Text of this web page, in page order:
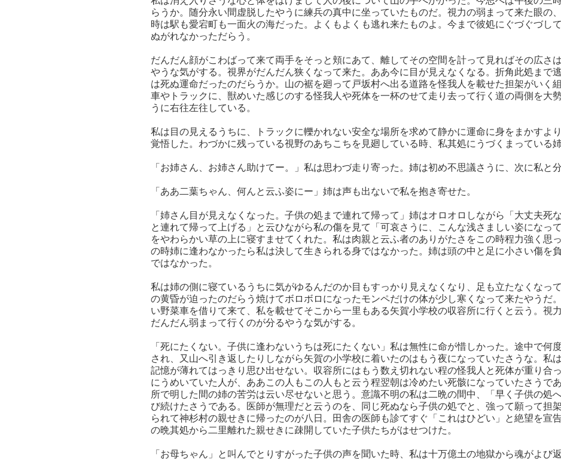
らうか。随分永い間虚脱したやうに練兵の真中に坐っていたものだ。視力の弱まって来た眼の
時は駅も愛宕町も一面火の海だった。よくもよくも逃れ来たものよ。今まで彼処にぐづぐづし
ぬがれなかっただらう。
だんだん顔がこわばって来て両手をそっと頬にあて、離してその空間を計って見ればその広さ
やうな気がする。視界がだんだん狭くなって来た。ああ今に目が見えなくなる。折角此処まで
は死ぬ運命だったのだらうか。山の裾を廻って戸坂村へ出る道路を怪我人を載せた担架がいく
車やトラックに、獣めいた感じのする怪我人や死体を一杯のせて走り去って行く道の両側を大
うに右往左往している。
私は目の見えるうちに、トラックに轢かれない安全な場所を求めて静かに運命に身をまかすよ
覚悟した。わづかに残っている視野のあちこちを見廻している時、私其処にうづくまっている
「お姉さん、お姉さん助けてー。」私は思わづ走り寄った。姉は初め不思議さうに、次に私と
「ああ二葉ちゃん、何んと云ふ姿にー」姉は声も出ないで私を抱き寄せた。
「姉さん目が見えなくなった。子供の処まで連れて帰って」姉はオロオロしながら「大丈夫死
と連れて帰って上げる」と云ひながら私の傷を見て「可哀さうに、こんな浅さましい姿になっ
をやわらかい草の上に寝すませてくれた。私は肉親と云ふ者のありがたさをこの時程力強く思
の時姉に逢わなかったら私は決して生きられる身ではなかった。姉は頭の中と足に小さい傷を
ではなかった。
私は姉の側に寝ているうちに気がゆるんだのか目もすっかり見えなくなり、足も立たなくなっ
の黄昏が迫ったのだらう焼けてボロボロになったモンペだけの体が少し寒くなって来たやうだ
い野菜車を借りて来て、私を載せてそこから一里もある矢賀小学校の収容所に行くと云う。視
だんだん弱まって行くのが分るやうな気がする。
「死にたくない。子供に逢わないうちは死にたくない」私は無性に命が惜しかった。途中で何
され、又山へ引き返したりしながら矢賀の小学校に着いたのはもう夜になっていたさうな。私
記憶が薄れてはっきり思ひ出せない。収容所にはもう数え切れない程の怪我人と死体が重り合
にうめいていた人が、ああこの人もこの人もと云う程翌朝は冷めたい死骸になっていたさうで
所で明した間の姉の苦労は云い尽せないと思う。意識不明の私は二晩の間中、「早く子供の処
び続けたさうである。医師が無理だと云うのを、同じ死ぬなら子供の処でと、強って願って担
られて神杉村の親せきに帰ったのが八日。田舎の医師も診てすぐ「これはひどい」と絶望を宣
の晩其処から二里離れた親せきに疎開していた子供たちがはせつけた。
「お母ちゃん」と叫んでとりすがった子供の声を聞いた時、私は十万億土の地獄から魂がよび